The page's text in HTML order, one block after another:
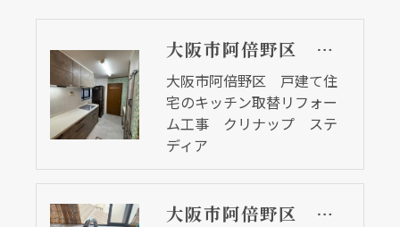
大阪市阿倍野区 戸建て住宅のキッチン取替リフォーム工事 クリナップ ステディア
大阪市阿倍野区 戸建て住
宅のキッチン取替リフォー
ム工事 クリナップ ステ
ディア
大阪市阿倍野区 戸建て住宅のキッチン水栓取替リフォーム工事